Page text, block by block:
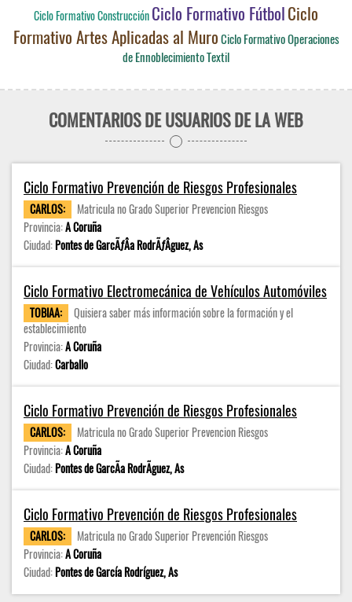
Ciclo Formativo ConstrucciónCiclo Formativo FútbolCiclo
Formativo Artes Aplicadas al MuroCiclo Formativo Operaciones
de Ennoblecimiento Textil
COMENTARIOS DE USUARIOS DE LA WEB
Ciclo Formativo Prevención de Riesgos Profesionales
CARLOS:
Matricula no Grado Superior Prevencion Riesgos
Provincia:A Coruña
Ciudad:Pontes de GarcÃƒÂ­a RodrÃƒÂ­guez, As
Ciclo Formativo Electromecánica de Vehículos Automóviles
TOBIAA:
Quisiera saber más información sobre la formación y el
establecimiento
Provincia:A Coruña
Ciudad:Carballo
Ciclo Formativo Prevención de Riesgos Profesionales
CARLOS:
Matricula no Grado Superior Prevencion Riesgos
Provincia:A Coruña
Ciudad:Pontes de GarcÃ­a RodrÃ­guez, As
Ciclo Formativo Prevención de Riesgos Profesionales
CARLOS:
Matricula no Grado Superior Prevención Riesgos
Provincia:A Coruña
Ciudad:Pontes de García Rodríguez, As